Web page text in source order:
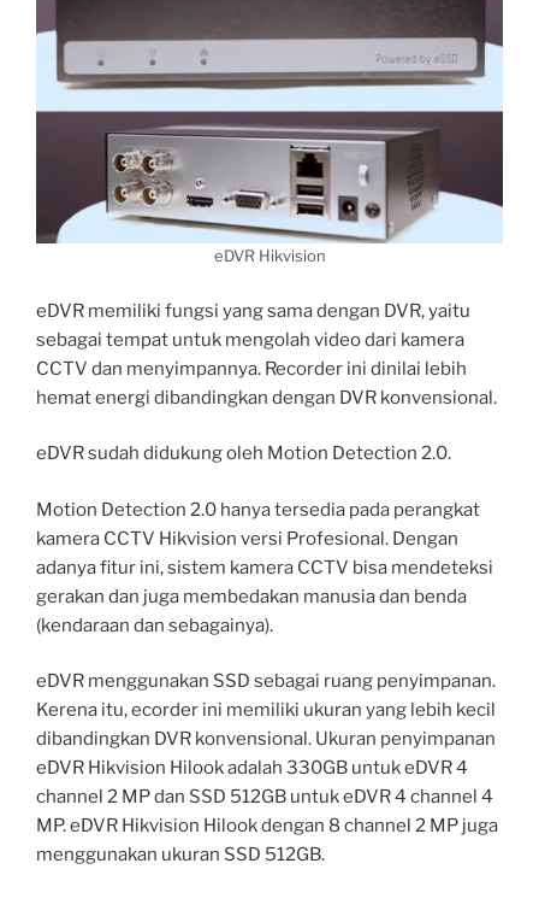
eDVR Hikvision
eDVR memiliki fungsi yang sama dengan DVR, yaitu
sebagai tempat untuk mengolah video dari kamera
CCTV dan menyimpannya. Recorder ini dinilai lebih
hemat energi dibandingkan dengan DVR konvensional.
eDVR sudah didukung oleh Motion Detection 2.0.
Motion Detection 2.0 hanya tersedia pada perangkat
kamera CCTV Hikvision versi Profesional. Dengan
adanya fitur ini, sistem kamera CCTV bisa mendeteksi
gerakan dan juga membedakan manusia dan benda
(kendaraan dan sebagainya).
eDVR menggunakan SSD sebagai ruang penyimpanan.
Kerena itu, ecorder ini memiliki ukuran yang lebih kecil
dibandingkan DVR konvensional. Ukuran penyimpanan
eDVR Hikvision Hilook adalah 330GB untuk eDVR 4
channel 2 MP dan SSD 512GB untuk eDVR 4 channel 4
MP. eDVR Hikvision Hilook dengan 8 channel 2 MP juga
menggunakan ukuran SSD 512GB.